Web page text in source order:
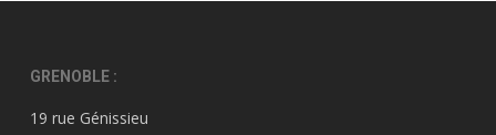
GRENOBLE :
19 rue Génissieu